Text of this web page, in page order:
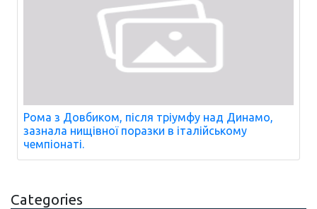
Рома з Довбиком, після тріумфу над Динамо,
зазнала нищівної поразки в італійському
чемпіонаті.
Categories